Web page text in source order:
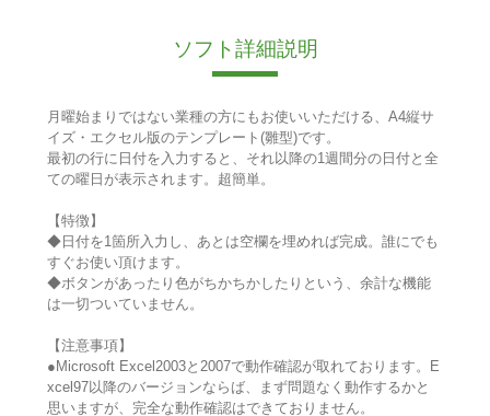
ソフト詳細説明
月曜始まりではない業種の方にもお使いいただける、A4縦サ
イズ・エクセル版のテンプレート(雛型)です。
最初の行に日付を入力すると、それ以降の1週間分の日付と全
ての曜日が表示されます。超簡単。
【特徴】
◆日付を1箇所入力し、あとは空欄を埋めれば完成。誰にでも
すぐお使い頂けます。
◆ボタンがあったり色がちかちかしたりという、余計な機能
は一切ついていません。
【注意事項】
●Microsoft Excel2003と2007で動作確認が取れております。E
xcel97以降のバージョンならば、まず問題なく動作するかと
思いますが、完全な動作確認はできておりません。